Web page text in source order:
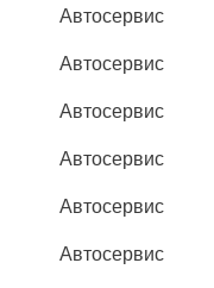
Автосервис
Автосервис
Автосервис
Автосервис
Автосервис
Автосервис